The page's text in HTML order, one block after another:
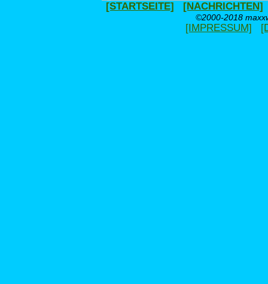
[STARTSEITE] [NACHRICHTEN]
©2000-2018
[IMPRESSUM]